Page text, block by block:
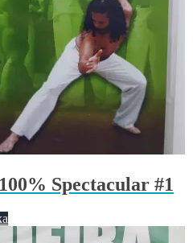
Spectacular #1